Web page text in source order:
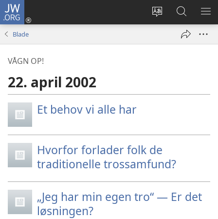
JW.ORG
Vælg
Log
på
Søg
på
JW.ORG
VIS
Blade
VÅGN OP!
22. april 2002
Et behov vi alle har
Hvorfor forlader folk de
traditionelle trossamfund?
„Jeg har min egen tro“ — Er det
løsningen?